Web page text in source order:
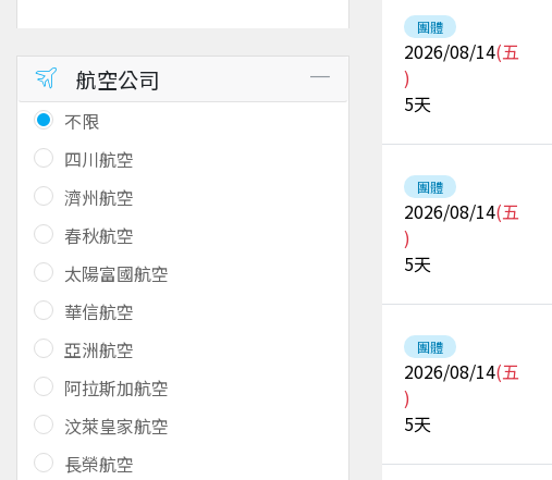
航空公司
不限
四川航空
濟州航空
春秋航空
太陽富國航空
華信航空
亞洲航空
阿拉斯加航空
汶萊皇家航空
長榮航空
團體
2026/08/14(五
)
5天
團體
2026/08/14(五
)
5天
團體
2026/08/14(五
)
5天